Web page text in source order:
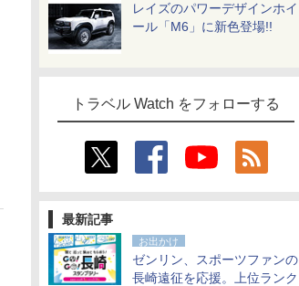
レイズのパワーデザインホイ
ール「M6」に新色登場!!
トラベル Watch をフォローする
最新記事
お出かけ
ゼンリン、スポーツファンの
長崎遠征を応援。上位ランク